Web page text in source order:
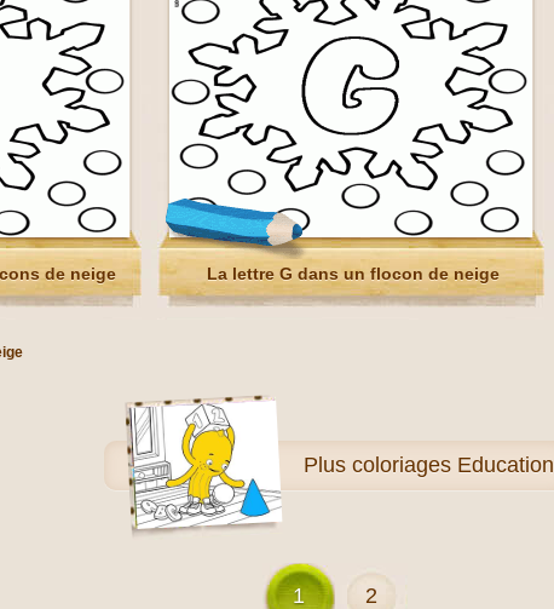
de neige La lettre G dans un flocon de neige
Plus coloriages Education
1 2